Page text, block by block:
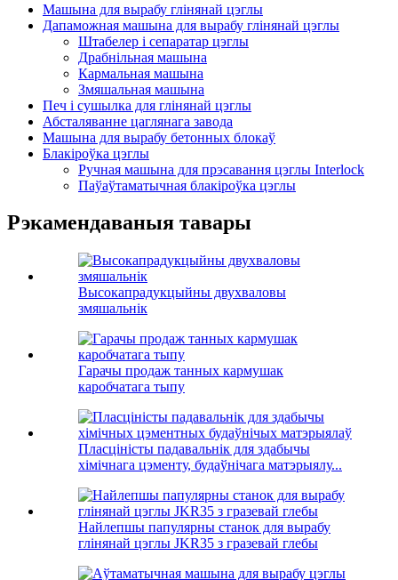
Машына для вырабу глінянай цэглы
Дапаможная машына для вырабу глінянай цэглы
Штабелер і сепаратар цэглы
Драбнільная машына
Кармальная машына
Змяшальная машына
Печ і сушылка для глінянай цэглы
Абсталяванне цаглянага завода
Машына для вырабу бетонных блокаў
Блакіроўка цэглы
Ручная машына для прэсавання цэглы Interlock
Паўаўтаматычная блакіроўка цэглы
Рэкамендаваныя тавары
Высокапрадукцыйны двухваловы
змяшальнік
Гарачы продаж танных кармушак
каробчатага тыпу
Пласціністы падавальнік для здабычы
хімічнага цэменту, будаўнічага матэрыялу...
Найлепшы папулярны станок для вырабу
глінянай цэглы JKR35 з гразевай глебы